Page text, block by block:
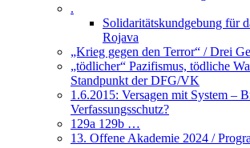
.
Solidaritätskundgebung für
Rojava
„Krieg gegen den Terror“ / Drei
„tödlicher“ Pazifismus, tödliche
Standpunkt der DFG/VK
1.6.2015: Versagen mit System –
Verfassungsschutz?
129a 129b …
13. Offene Akademie 2024 /